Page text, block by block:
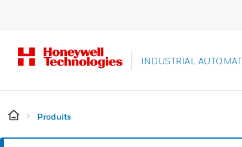
INDUSTRIAL
Produits